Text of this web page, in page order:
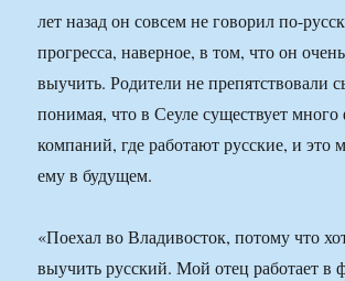
лет назад он совсем не говорил по-
прогресса, наверное, в том, что он
выучить. Родители не препятствовали
понимая, что в Сеуле существует
компаний, где работают русские, и это
ему в будущем.
«Поехал во Владивосток, потому что
выучить русский. Мой отец работает в